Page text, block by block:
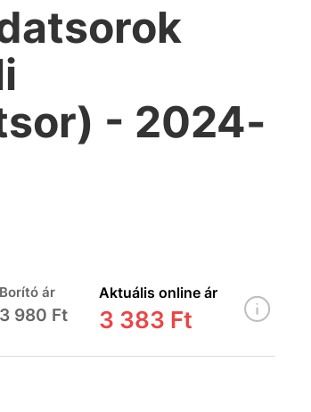
- 2024-
Borító ár
3 980 Ft
Aktuális online ár
3 383 Ft